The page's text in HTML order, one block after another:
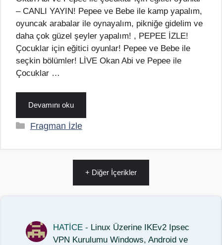
– CANLI YAYIN! Pepee ve Bebe ile kamp yapalım,
oyuncak arabalar ile oynayalım, pikniğe gidelim ve
daha çok güzel şeyler yapalım! , PEPEE İZLE!
Çocuklar için eğitici oyunlar! Pepee ve Bebe ile
seçkin bölümler! LİVE Okan Abi ve Pepee ile
Çocuklar …
Devamını oku
Kategoriler
Fragman İzle
+ Diğer İçerikler
HATİCE - Linux Üzerine IKEv2 Ipsec
VPN Kurulumu Windows, Android ve